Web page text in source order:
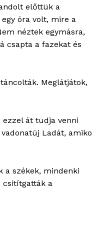
előttük a
óra volt, mire a
néztek egymásra,
csapta a fazekat és
Meglátjátok,
ezzel át tudja venni
Ladát,
a székek, mindenki
csitítgatták a